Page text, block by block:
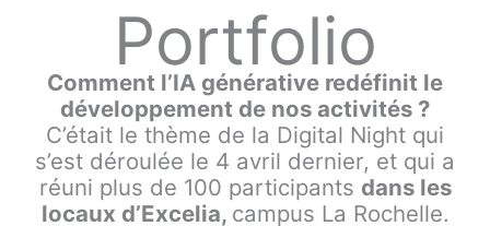
Portfolio
Comment l’IA générative redéfinit le
développement de nos activités ?
C’était le thème de la Digital Night qui
s’est déroulée le 4 avril dernier, et qui a
réuni plus de 100 participants dans les
locaux d’Excelia, campus La Rochelle.